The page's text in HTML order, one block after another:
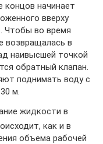
начинает
вверху
Чтобы во время
возвращалась в
наивысшей точкой
обратный клапан.
поднимать воду с
м.
жидкости в
как и в
объема рабочей